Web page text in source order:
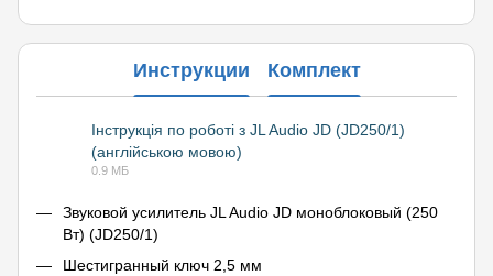
Инструкции Комплект
Інструкція по роботі з JL Audio JD (JD250/1)
(англійською мовою)
0.9 МБ
Звуковой усилитель JL Audio JD моноблоковый (250
Вт) (JD250/1)
Шестигранный ключ 2,5 мм